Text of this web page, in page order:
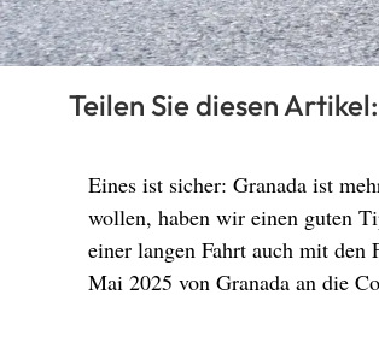
Teilen Sie diesen Artikel:
Eines ist sicher: Granada ist
wollen, haben wir einen guten
einer langen Fahrt auch mit
Mai 2025 von Granada an die